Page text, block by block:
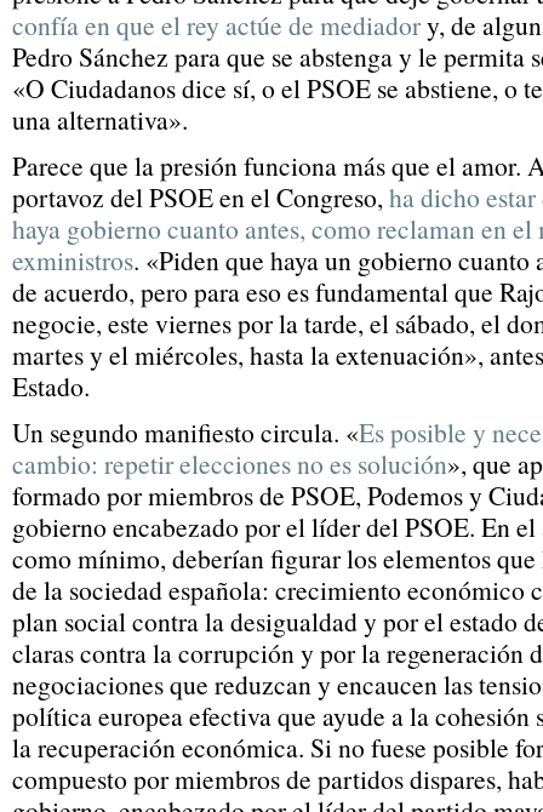
confía en que el rey actúe de mediadory, de
Pedro Sánchez para que se abstenga y le permita
«O Ciudadanos dice sí, o el PSOE se abstiene, o
una alternativa».
Parece que la presión funciona más que el amor.
portavoz del PSOE en el Congreso,ha dicho
haya gobierno cuanto antes, como reclaman en
exministros. «Piden que haya un gobierno cuanto
de acuerdo, pero para eso es fundamental que
negocie, este viernes por la tarde, el sábado, el
martes y el miércoles, hasta la extenuación»,
Estado.
Un segundo manifiesto circula. «Es posible y
cambio: repetir elecciones no es solución», que
formado por miembros de PSOE, Podemos y
gobierno encabezado por el líder del PSOE. En
como mínimo, deberían figurar los elementos
de la sociedad española: crecimiento económico
plan social contra la desigualdad y por el estado
claras contra la corrupción y por la regeneración
negociaciones que reduzcan y encaucen las
política europea efectiva que ayude a la
la recuperación económica. Si no fuese posible
compuesto por miembros de partidos dispares,